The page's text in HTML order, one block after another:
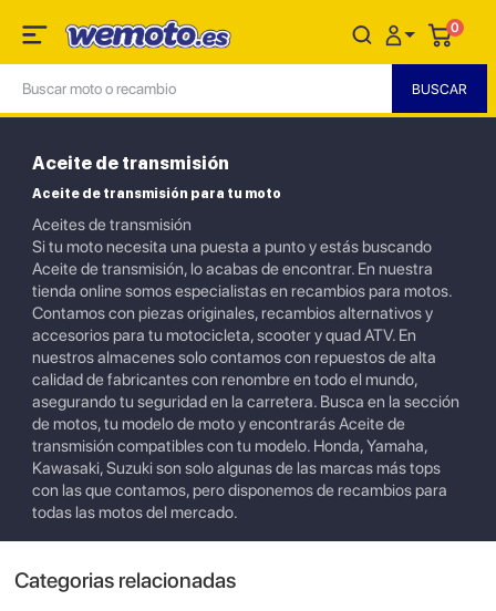
0
Aceite de transmisión
Aceite de transmisión para tu moto
Aceites de transmisión
Si tu moto necesita una puesta a punto y estás buscando
Aceite de transmisión, lo acabas de encontrar. En nuestra
tienda online somos especialistas en recambios para motos.
Contamos con piezas originales, recambios alternativos y
accesorios para tu motocicleta, scooter y quad ATV. En
nuestros almacenes solo contamos con repuestos de alta
calidad de fabricantes con renombre en todo el mundo,
asegurando tu seguridad en la carretera. Busca en la sección
de motos, tu modelo de moto y encontrarás Aceite de
transmisión compatibles con tu modelo. Honda, Yamaha,
Kawasaki, Suzuki son solo algunas de las marcas más tops
con las que contamos, pero disponemos de recambios para
todas las motos del mercado.
Categorias relacionadas